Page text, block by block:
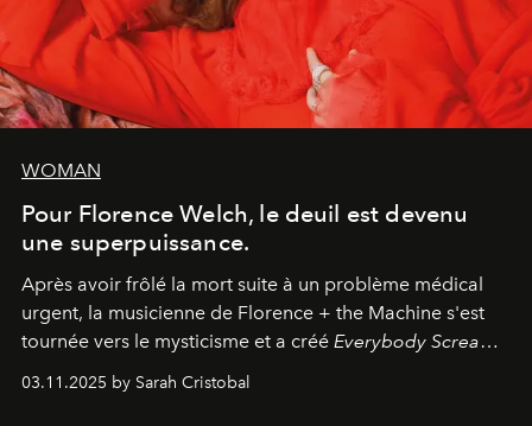
WOMAN
Pour Florence Welch, le deuil est devenu
une superpuissance.
Après avoir frôlé la mort suite à un problème médical
urgent, la musicienne de Florence + the Machine s'est
tournée vers le mysticisme et a créé Everybody Scream
03.11.2025 by Sarah Cristobal